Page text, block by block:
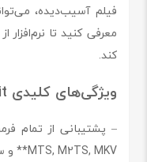
فیلم آسیب‌دیده،
معرفی کنید تا نرم‌افزار
کند.
ویژگی‌های کلیدی wondershare repairit :
MTS, M2TS, MKV** و سایر فرمت‌ها.